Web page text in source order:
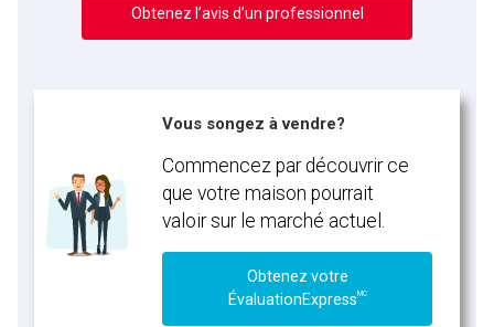
Obtenez l’avis d’un professionnel
Vous songez à vendre?
Commencez par découvrir ce
que votre maison pourrait
valoir sur le marché actuel.
Obtenez votre
ÉvaluationExpressMC